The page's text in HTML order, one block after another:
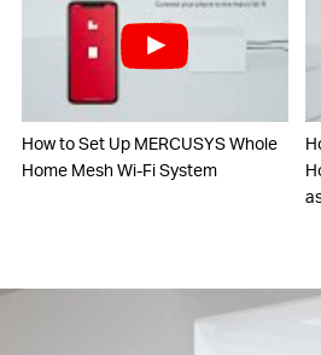
How to Set Up MERCUSYS Whole
Home Mesh Wi-Fi System